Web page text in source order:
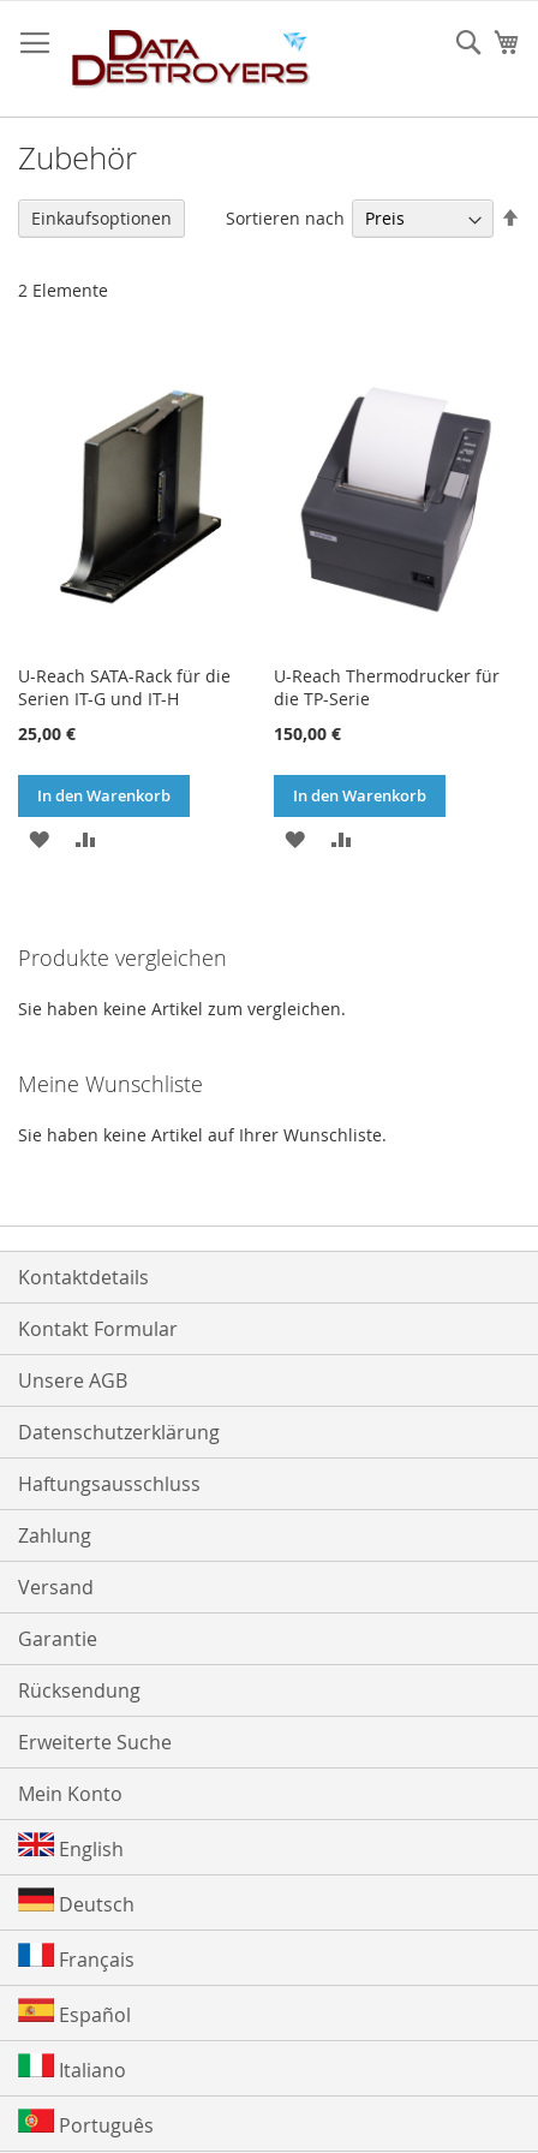
Inhalt
springen
Zubehör
2 Elemente
Sortieren nach
U-Reach SATA-Rack für die
Serien IT-G und IT-H
25,00 €
In den Warenkorb
ZUR
U-Reach Thermodrucker für
die TP-Serie
150,00 €
In den Warenkorb
ZUR
Einkaufsoptionen
Produkte vergleichen
Sie haben keine Artikel zum vergleichen.
Meine Wunschliste
Sie haben keine Artikel auf Ihrer Wunschliste.
Kontaktdetails
Kontakt Formular
Unsere AGB
Datenschutzerklärung
Haftungsausschluss
Zahlung
Versand
Garantie
Rücksendung
Erweiterte Suche
Mein Konto
English
Deutsch
Français
Español
Italiano
Português